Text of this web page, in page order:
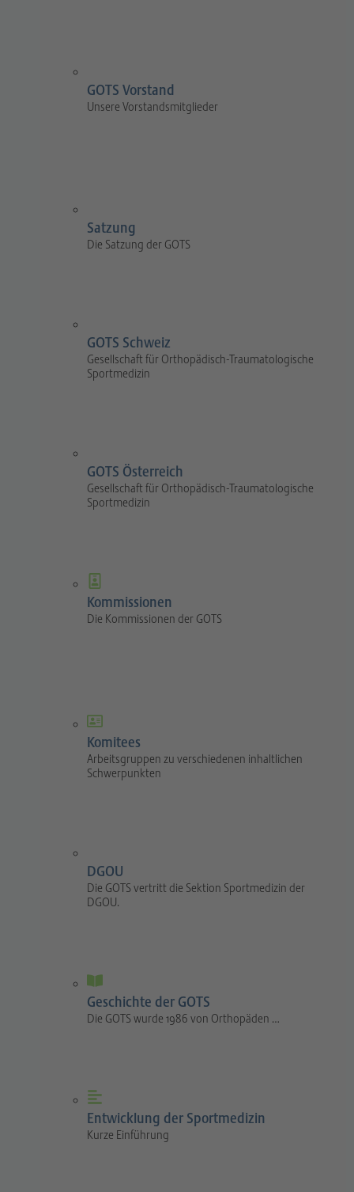
GOTS Vorstand
Unsere Vorstandsmitglieder
Satzung
Die Satzung der GOTS
GOTS Schweiz
Gesellschaft für Orthopädisch-Traumatologische
Sportmedizin
GOTS Österreich
Gesellschaft für Orthopädisch-Traumatologische
Sportmedizin
Kommissionen
Die Kommissionen der GOTS
Komitees
Arbeitsgruppen zu verschiedenen inhaltlichen
Schwerpunkten
DGOU
Die GOTS vertritt die Sektion Sportmedizin der
DGOU.
Geschichte der GOTS
Die GOTS wurde 1986 von Orthopäden …
Entwicklung der Sportmedizin
Kurze Einführung